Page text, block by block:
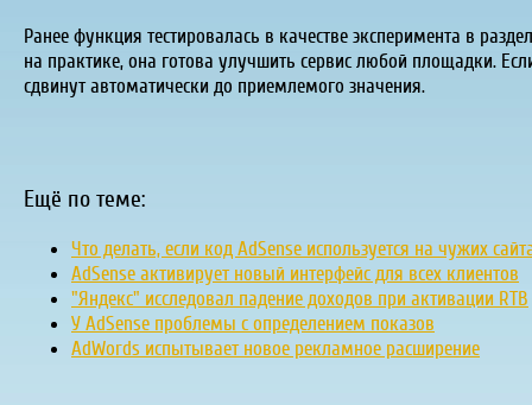
Ранее функция тестировалась в качестве эксперимента в
на практике, она готова улучшить сервис любой площадки.
сдвинут автоматически до приемлемого значения.
Ещё по теме:
Что делать, если код AdSense используется на чужих
AdSense активирует новый интерфейс для всех клиентов
"Яндекс" исследовал падение доходов при активации RTB
У AdSense проблемы с определением показов
AdWords испытывает новое рекламное расширение